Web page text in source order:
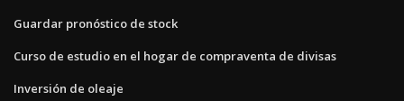
Guardar pronóstico de stock
Curso de estudio en el hogar de compraventa de divisas
Inversión de oleaje